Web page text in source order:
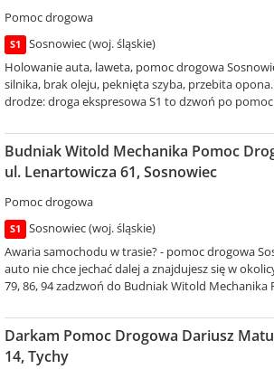
Pomoc drogowa
S1
Sosnowiec (woj. śląskie)
Holowanie auta, laweta, pomoc drogowa
silnika, brak oleju, peknięta szyba, przebita
drodze: droga ekspresowa S1 to dzwoń po
Budniak Witold Mechanika Pomoc
ul. Lenartowicza 61, Sosnowiec
Pomoc drogowa
S1
Sosnowiec (woj. śląskie)
Awaria samochodu w trasie? - pomoc drogowa
auto nie chce jechać dalej a znajdujesz się w
79, 86, 94 zadzwoń do Budniak Witold Mechanika
Darkam Pomoc Drogowa Dariusz
14, Tychy